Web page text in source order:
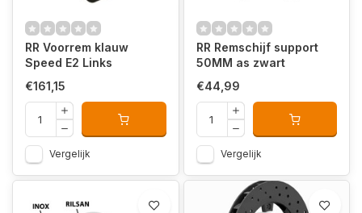
RR Voorrem klauw
Speed E2 Links
€161,15
Vergelijk
RR Remschijf support
50MM as zwart
€44,99
Vergelijk